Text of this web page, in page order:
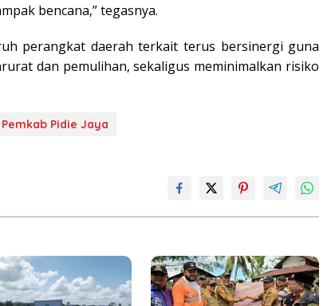
bencana,” tegasnya.
perangkat daerah terkait terus bersinergi guna
dan pemulihan, sekaligus meminimalkan risiko
Pemkab Pidie Jaya